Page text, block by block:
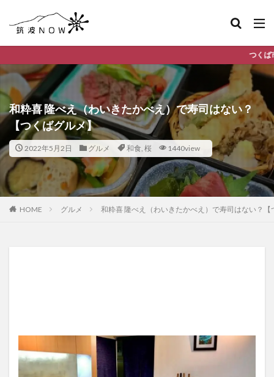
つくば市のデイリーランキングや
和粋喜 隆べえ（わいきたかべえ）で寿司はない？
【つくばグルメ】
2022年5月2日 グルメ 和食, 桜 1440view
HOME グルメ 和粋喜 隆べえ（わいきたかべえ）で寿司はない？【